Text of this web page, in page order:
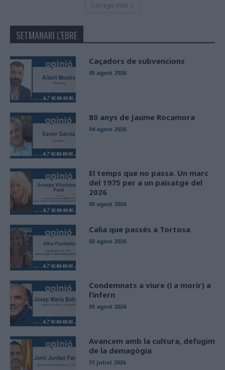
Carrega més
SETMANARI L'EBRE
Caçadors de subvencions
05 agost 2026
80 anys de Jaume Rocamora
04 agost 2026
El temps que no passa. Un marc
del 1975 per a un paisatge del
2026
03 agost 2026
Calia que passés a Tortosa
02 agost 2026
Condemnats a viure (i a morir) a
l’infern
01 agost 2026
Avancem amb la cultura, defugim
de la demagògia
31 juliol 2026